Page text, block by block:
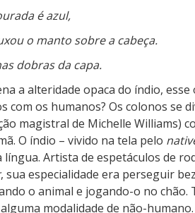
é azul,
o manto sobre a cabeça.
dobras da capa.
a alteridade opaca do índio,
com os humanos? Os colonos se
magistral de Michelle Williams)
O índio – vivido na tela pelo
Artista de espetáculos de
, sua especialidade era perseguir
o animal e jogando-o no chão.
modalidade de não-